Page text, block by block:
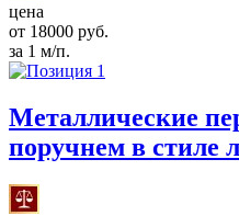
цена
от 18000 руб.
за 1 м/п.
Металлические
поручнем в стиле